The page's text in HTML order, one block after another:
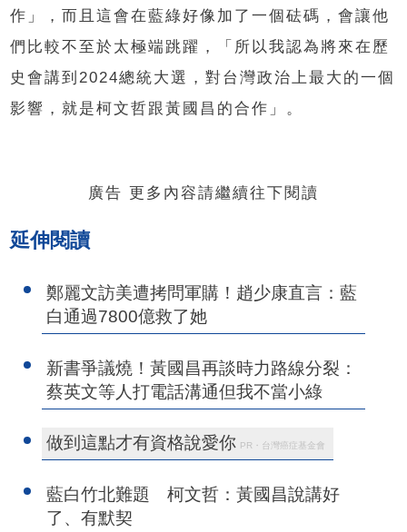
作」，而且這會在藍綠好像加了一個砝碼，會讓他
們比較不至於太極端跳躍，「所以我認為將來在歷
史會講到2024總統大選，對台灣政治上最大的一個
影響，就是柯文哲跟黃國昌的合作」。
廣告 更多內容請繼續往下閱讀
延伸閱讀
鄭麗文訪美遭拷問軍購！趙少康直言：藍
白通過7800億救了她
新書爭議燒！黃國昌再談時力路線分裂：
蔡英文等人打電話溝通但我不當小綠
做到這點才有資格說愛你 PR・台灣癌症基金會
藍白竹北難題 柯文哲：黃國昌說講好
了、有默契